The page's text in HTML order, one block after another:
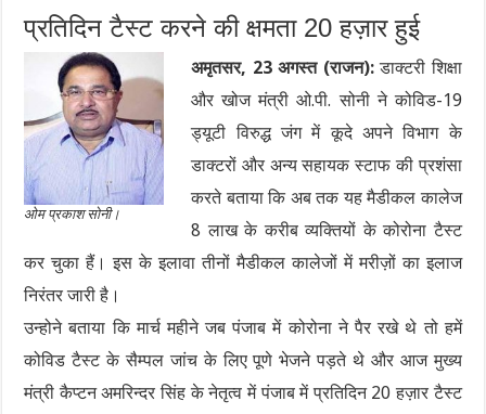
प्रतिदिन टैस्ट करने की क्षमता 20 हज़ार हुई
ओम प्रकाश सोनी।
अमृतसर, 23 अगस्त (राजन):डाक्टरी शिक्षा
और खोज मंत्री ओ.पी. सोनी ने कोविड-19
ड्यूटी विरुद्ध जंग में कूदे अपने विभाग के
डाक्टरों और अन्य सहायक स्टाफ की प्रशंसा
करते बताया कि अब तक यह मैडीकल कालेज
8 लाख के करीब व्यक्तियों के कोरोना टैस्ट
कर चुका हैं। इस के इलावा तीनों मैडीकल कालेजों में मरीज़ों का इलाज
निरंतर जारी है।
उन्होने बताया कि मार्च महीने जब पंजाब में कोरोना ने पैर रखे थे तो हमें
कोविड टैस्ट के सैम्पल जांच के लिए पूणे भेजने पड़ते थे और आज मुख्य
मंत्री कैप्टन अमरिन्दर सिंह के नेतृत्व में पंजाब में प्रतिदिन 20 हज़ार टैस्ट